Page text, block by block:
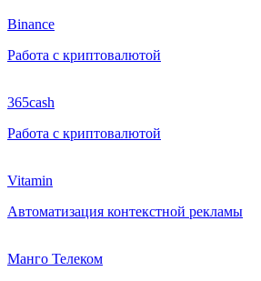
Binance
Работа с криптовалютой
365cash
Работа с криптовалютой
Vitamin
Автоматизация контекстной рекламы
Манго Телеком